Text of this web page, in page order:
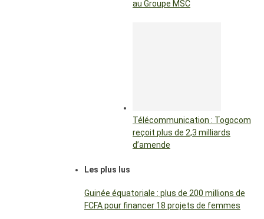
au Groupe MSC
Télécommunication : Togocom
reçoit plus de 2,3 milliards
d’amende
Les plus lus
Guinée équatoriale : plus de 200 millions de
FCFA pour financer 18 projets de femmes